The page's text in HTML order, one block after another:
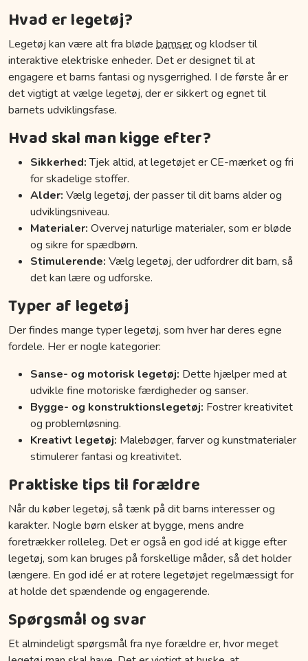
Hvad er legetøj?
Legetøj kan være alt fra bløde bamserog klodser til
interaktive elektriske enheder. Det er designet til at
engagere et barns fantasi og nysgerrighed. I de første år er
det vigtigt at vælge legetøj, der er sikkert og egnet til
barnets udviklingsfase.
Hvad skal man kigge efter?
Sikkerhed:Tjek altid, at legetøjet er CE-mærket og fri
for skadelige stoffer.
Alder: Vælg legetøj, der passer til dit barns alder og
udviklingsniveau.
Materialer: Overvej naturlige materialer, som er bløde
og sikre for spædbørn.
Stimulerende: Vælg legetøj, der udfordrer dit barn, så
det kan lære og udforske.
Typer af legetøj
Der findes mange typer legetøj, som hver har deres egne
fordele. Her er nogle kategorier:
Sanse- og motorisk legetøj: Dette hjælper med at
udvikle fine motoriske færdigheder og sanser.
Bygge- og konstruktionslegetøj: Fostrer kreativitet
og problemløsning.
Kreativt legetøj: Malebøger, farver og kunstmaterialer
stimulerer fantasi og kreativitet.
Praktiske tips til forældre
Når du køber legetøj, så tænk på dit barns interesser og
karakter. Nogle børn elsker at bygge, mens andre
foretrækker rolleleg. Det er også en god idé at kigge efter
legetøj, som kan bruges på forskellige måder, så det holder
længere. En god idé er at rotere legetøjet regelmæssigt for
at holde det spændende og engagerende.
Spørgsmål og svar
Et almindeligt spørgsmål fra nye forældre er, hvor meget